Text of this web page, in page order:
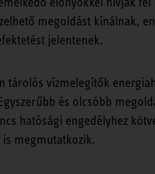
megoldást kínálnak,
jelentenek.
tárolós vízmelegítők
és olcsóbb
hatósági engedélyhez
megmutatkozik.